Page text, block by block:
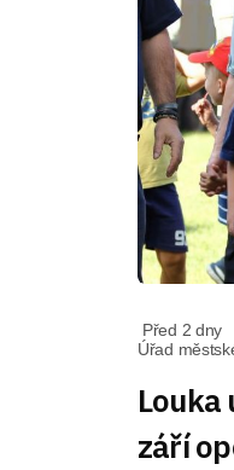
Před 2 dny
Úřad
Louka
září